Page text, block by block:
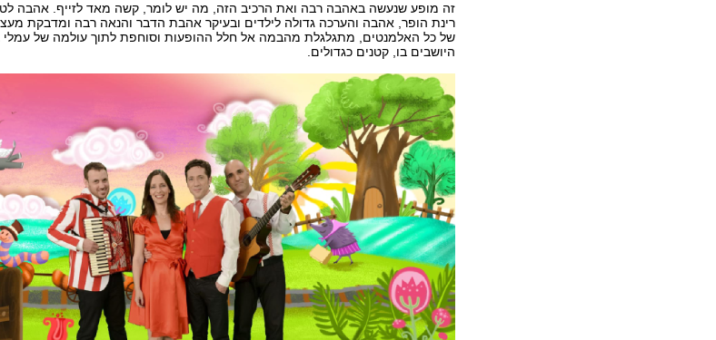
זה מופע שנעשה באהבה רבה ואת הרכיב הזה, מה יש לומר, קשה מאד לזייף. אהבה
רינת הופר, אהבה והערכה גדולה לילדים ובעיקר אהבת הדבר והנאה רבה ומדבקת
של כל האלמנטים, מתגלגלת מהבמה אל חלל ההופעות וסוחפת לתוך עולמה של
היושבים בו, קטנים כגדולים.